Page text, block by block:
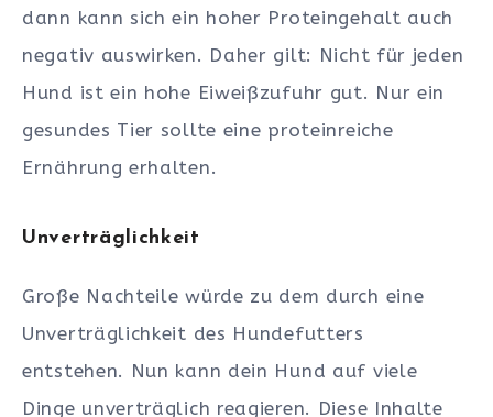
dann kann sich ein hoher Proteingehalt auch
negativ auswirken. Daher gilt: Nicht für jeden
Hund ist ein hohe Eiweißzufuhr gut. Nur ein
gesundes Tier sollte eine proteinreiche
Ernährung erhalten.
Unverträglichkeit
Große Nachteile würde zu dem durch eine
Unverträglichkeit des Hundefutters
entstehen. Nun kann dein Hund auf viele
Dinge unverträglich reagieren. Diese Inhalte